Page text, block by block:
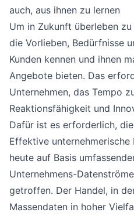
auch, aus ihnen zu lernen
Um in Zukunft überleben
die Vorlieben, Bedürfnisse
Kunden kennen und ihnen
Angebote bieten. Das
Unternehmen, das Tempo
Reaktionsfähigkeit und
Dafür ist es erforderlich,
Effektive
heute auf Basis
Unternehmens-
getroffen. Der Handel, in
Massendaten in hoher